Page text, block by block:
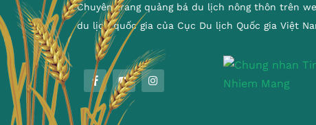
Chuyên trang quảng bá du lịch nông thôn trên
du lịch quốc gia của Cục Du lịch Quốc gia Việt